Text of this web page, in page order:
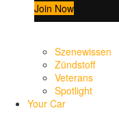
Join Now
Szenewissen
Zündstoff
Veterans
Spotlight
Your Car